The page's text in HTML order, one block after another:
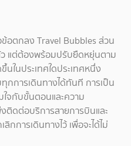
อตกลง Travel Bubbles ส่วน
แต่ต้องพร้อมปรับยืดหยุ่นตาม
ในประเทศใดประเทศหนึ่ง
กการเดินทางได้ทันที การเป็น
ใจกับขั้นตอนและความ
ติดต่อบริการสายการบินและ
กการเดินทางไว้ เพื่อจะได้ไม่